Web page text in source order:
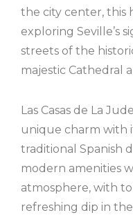
the city center, this
exploring Seville’s
streets of the
majestic Cathedral
Las Casas de La
unique charm with
traditional Spanish
modern amenities
atmosphere, with
refreshing dip in